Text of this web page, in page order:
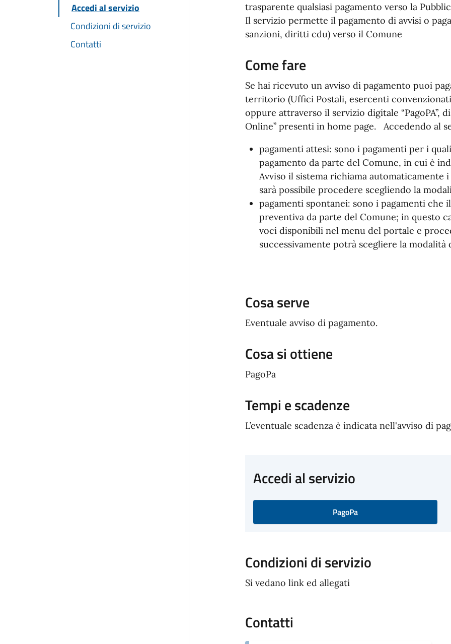
Accedi al servizio
Condizioni di servizio
Contatti
trasparente qualsiasi pagamento verso la
Il servizio permette il pagamento di avvisi o
sanzioni, diritti cdu) verso il Comune
Come fare
Se hai ricevuto un avviso di pagamento puoi
territorio (Uffici Postali, esercenti
oppure attraverso il servizio digitale “PagoPA”,
Online” presenti in home page. Accedendo al
pagamenti attesi: sono i pagamenti per i
pagamento da parte del Comune, in cui è
Avviso il sistema richiama automaticamente
sarà possibile procedere scegliendo la
pagamenti spontanei: sono i pagamenti
preventiva da parte del Comune; in questo
voci disponibili nel menu del portale e
successivamente potrà scegliere la
Cosa serve
Eventuale avviso di pagamento.
Cosa si ottiene
PagoPa
Tempi e scadenze
L’eventuale scadenza è indicata nell'avviso di
Accedi al servizio
PagoPa
Condizioni di servizio
Si vedano link ed allegati
Contatti